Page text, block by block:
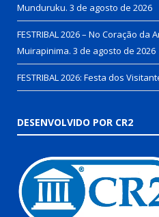
Munduruku. 3 de agosto de 2026
FESTRIBAL 2026 – No Coração
Muirapinima. 3 de agosto de 2026
FESTRIBAL 2026: Festa dos
DESENVOLVIDO POR CR2